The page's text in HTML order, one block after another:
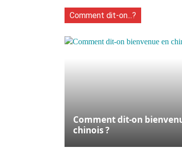
Comment dit-on...?
Comment dit-on
chinois ?